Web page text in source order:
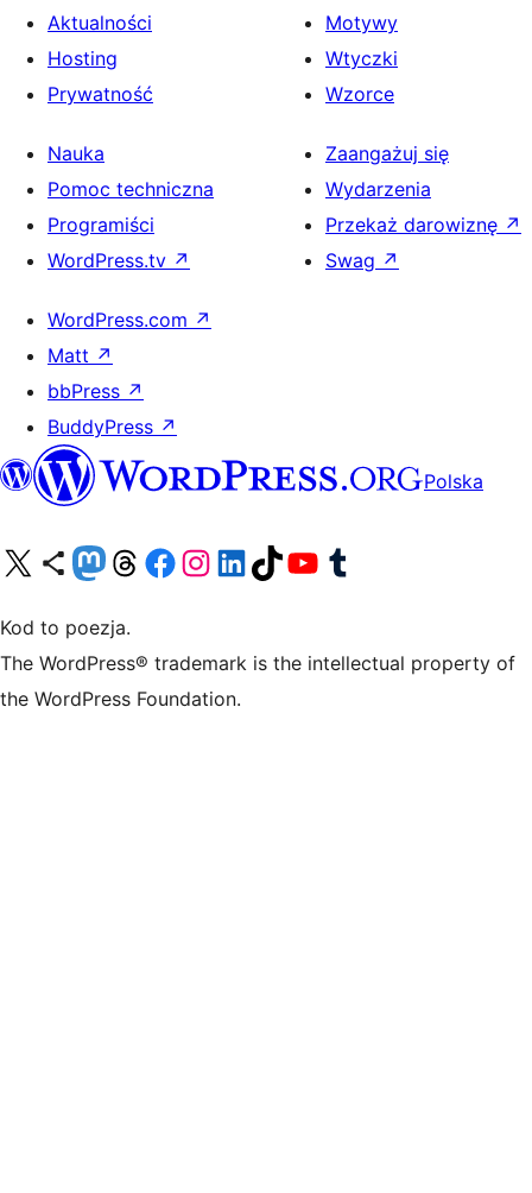
Aktualności
Hosting
Prywatność
Motywy
Wtyczki
Wzorce
Nauka
Pomoc techniczna
Programiści
WordPress.tv ↗
Zaangażuj się
Wydarzenia
Przekaż darowiznę ↗
Swag ↗
WordPress.com ↗
Matt ↗
bbPress ↗
BuddyPress ↗
Polska
Odwiedź nasze konto X (dawniej Twitter)
Odwiedź nasze konto Bluesky
Odwiedź nasze konto na Mastodoncie
Odwiedź naszego Threadsa
Odwiedź naszego Facebooka
Odwiedź nasze konto na Instagramie
Odwiedź nasze konto na LinkedIn
Odwiedź naszego TikToka
Odwiedź nasz kanał YouTube
Odwiedź naszego Tumblra
Kod to poezja.
The WordPress® trademark is the intellectual property of
the WordPress Foundation.